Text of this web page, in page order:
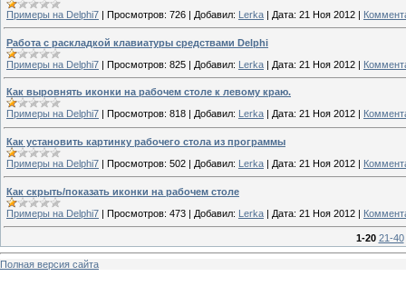
Примеры на Delphi7 | Просмотров: 726 | Добавил: Lerka | Дата: 21 Ноя 2012 |
Работа с раскладкой клавиатуры средствами Delphi
Примеры на Delphi7 | Просмотров: 825 | Добавил: Lerka | Дата: 21 Ноя 2012 |
Как выровнять иконки на рабочем столе к левому краю.
Примеры на Delphi7
Просмотров: 818 Добавил: Lerka Дата: 21 Ноя 2012
Как установить картинку рабочего стола из программы
Примеры на Delphi7 | Просмотров: 502 | Добавил: Lerka | Дата: 21 Ноя 2012 |
Как скрыть/показать иконки на рабочем столе
Примеры на Delphi7 | Просмотров: 473 | Добавил: Lerka | Дата: 21 Ноя 2012 |
1-20 21-40
Полная версия сайта